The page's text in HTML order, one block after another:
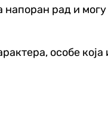
рад и
особе која